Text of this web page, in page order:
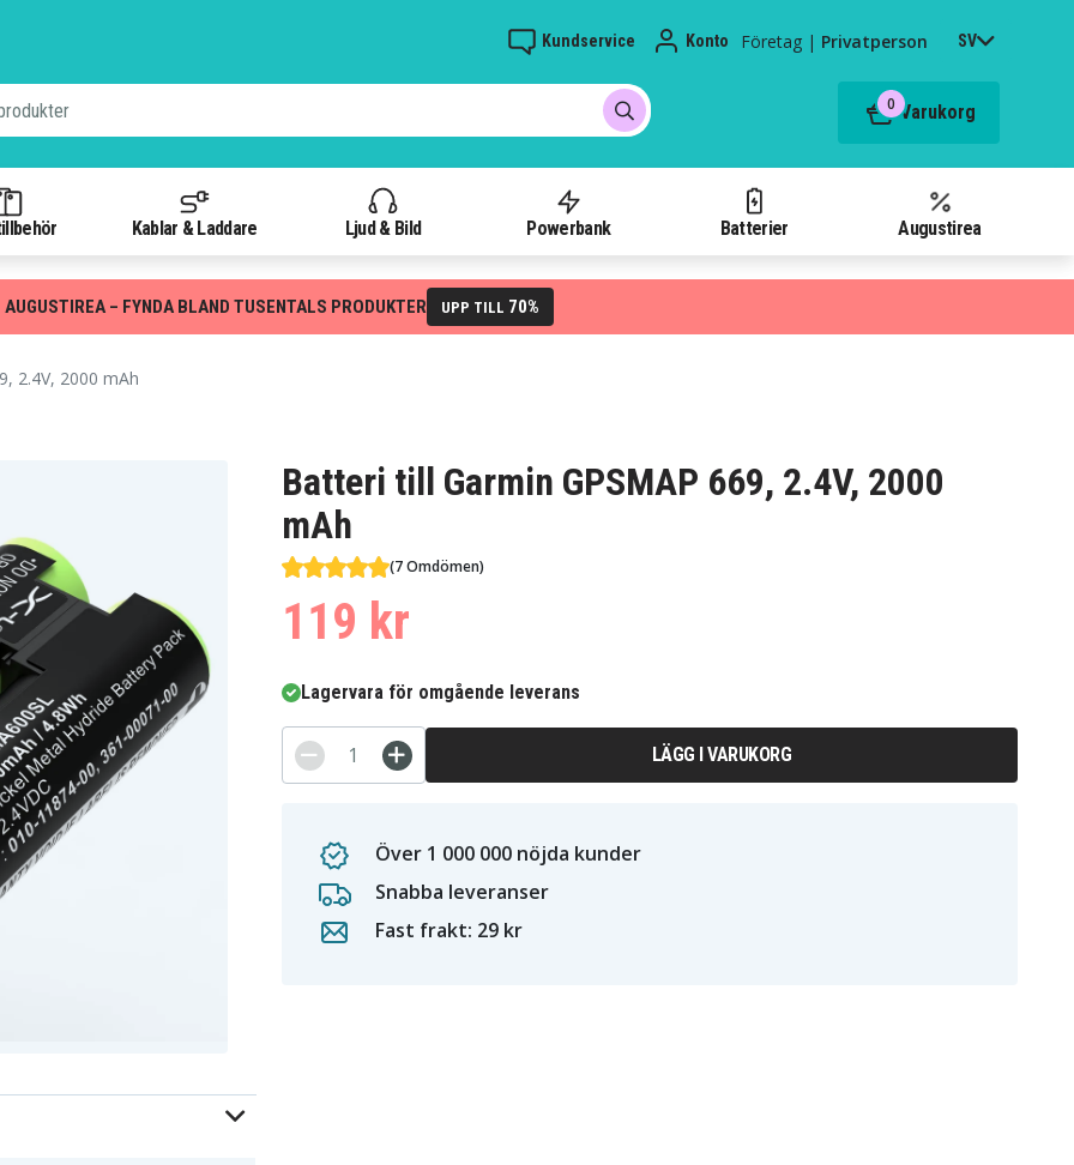
Kundservice Konto Företag | Privatperson SV
0 Varukorg
Kablar & Laddare Ljud & Bild Powerbank Batterier Augustirea
AUGUSTIREA – FYNDA BLAND TUSENTALS PRODUKTER UPP TILL 70%
2.4V, 2000 mAh
Batteri till Garmin GPSMAP 669, 2.4V, 2000
mAh
(7 Omdömen)
119 kr
Lagervara för omgående leverans
LÄGG I VARUKORG
Över 1 000 000 nöjda kunder
Snabba leveranser
Fast frakt: 29 kr